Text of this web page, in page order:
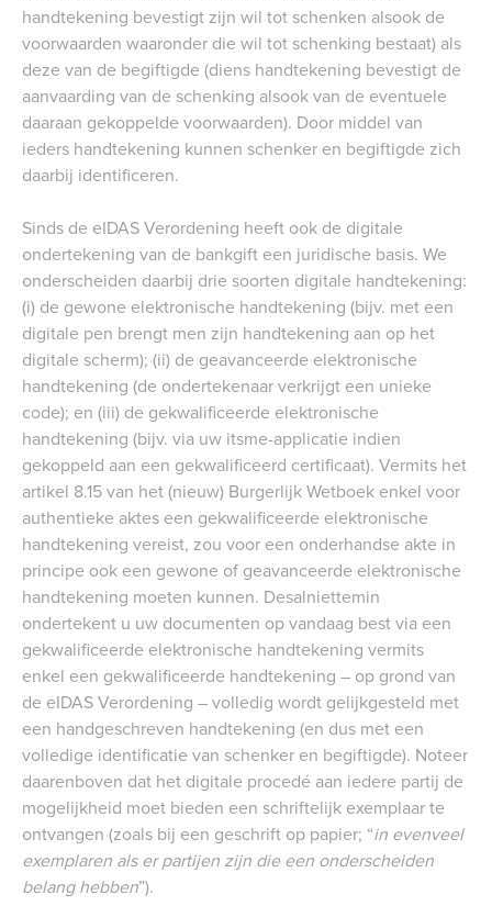
handtekening bevestigt zijn wil tot schenken alsook de
voorwaarden waaronder die wil tot schenking bestaat) als
deze van de begiftigde (diens handtekening bevestigt de
aanvaarding van de schenking alsook van de eventuele
daaraan gekoppelde voorwaarden). Door middel van
ieders handtekening kunnen schenker en begiftigde zich
daarbij identificeren.
Sinds de eIDAS Verordening heeft ook de digitale
ondertekening van de bankgift een juridische basis. We
onderscheiden daarbij drie soorten digitale handtekening:
(i) de gewone elektronische handtekening (bijv. met een
digitale pen brengt men zijn handtekening aan op het
digitale scherm); (ii) de geavanceerde elektronische
handtekening (de ondertekenaar verkrijgt een unieke
code); en (iii) de gekwalificeerde elektronische
handtekening (bijv. via uw itsme-applicatie indien
gekoppeld aan een gekwalificeerd certificaat). Vermits het
artikel 8.15 van het (nieuw) Burgerlijk Wetboek enkel voor
authentieke aktes een gekwalificeerde elektronische
handtekening vereist, zou voor een onderhandse akte in
principe ook een gewone of geavanceerde elektronische
handtekening moeten kunnen. Desalniettemin
ondertekent u uw documenten op vandaag best via een
gekwalificeerde elektronische handtekening vermits
enkel een gekwalificeerde handtekening – op grond van
de eIDAS Verordening – volledig wordt gelijkgesteld met
een handgeschreven handtekening (en dus met een
volledige identificatie van schenker en begiftigde). Noteer
daarenboven dat het digitale procedé aan iedere partij de
mogelijkheid moet bieden een schriftelijk exemplaar te
ontvangen (zoals bij een geschrift op papier; “in evenveel
exemplaren als er partijen zijn die een onderscheiden
belang hebben”).